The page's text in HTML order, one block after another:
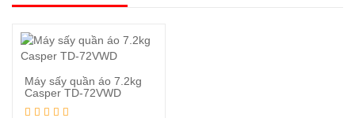
Máy sấy quần áo 7.2kg
Casper TD-72VWD